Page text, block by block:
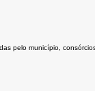
pelo município,